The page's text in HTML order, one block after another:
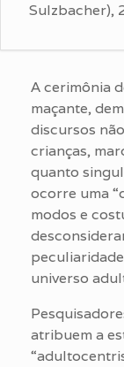
Sulzbacher),
A cerimônia
maçante,
discursos
crianças,
quanto
ocorre uma
modos e
universo
atribuem a